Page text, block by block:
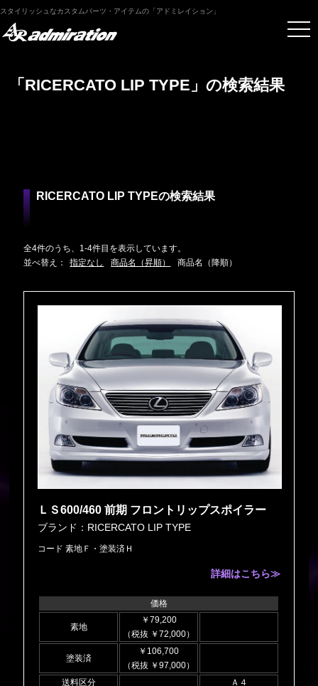
スタイリッシュなカスタムパーツ・アイテムの「アドミレイション」
「RICERCATO LIP TYPE」の検索結果
RICERCATO LIP TYPEの検索結果
全4件のうち、1-4件目を表示しています。
並べ替え：
指定なし 商品名（昇順） 商品名（降順）
ＬＳ600/460 前期 フロントリップスポイラー
ブランド：RICERCATO LIP TYPE
コード 素地Ｆ・塗装済Ｈ
詳細はこちら≫
価格
素地
￥79,200
（税抜 ￥72,000）
塗装済
￥106,700
（税抜 ￥97,000）
送料区分
Ａ４